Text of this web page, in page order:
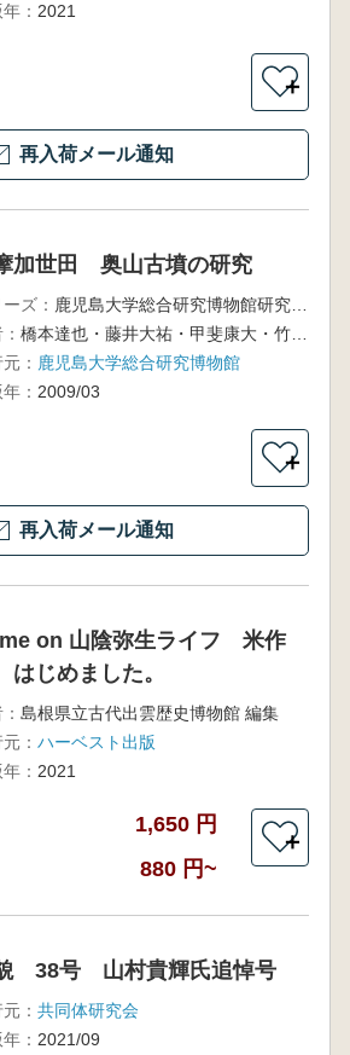
： 2021
＋
再入荷メール通知
加世田 奥山古墳の研究
ズ：
鹿児島大学総合研究博物館研究報告No.4
橋本達也・藤井大祐・甲斐康大・竹中正巳・下野真理子・志賀智史編
： 鹿児島大学総合研究博物館
： 2009/03
＋
再入荷メール通知
on 山陰弥生ライフ 米作
はじめました。
島根県立古代出雲歴史博物館 編集
： ハーベスト出版
： 2021
1,650 円
880 円~
＋
38号 山村貴輝氏追悼号
： 共同体研究会
： 2021/09